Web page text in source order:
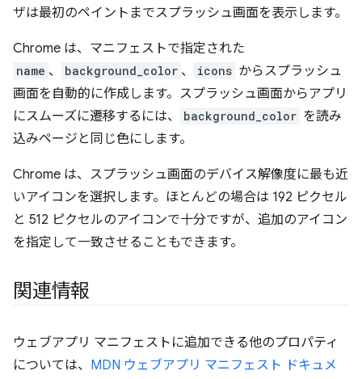
ザは最初のペイントまでスプラッシュ画面を表示します。
Chrome は、マニフェストで指定された
name 、 background_color 、 icons からスプラッシュ
画面を自動的に作成します。スプラッシュ画面からアプリ
にスムーズに遷移するには、
background_color を読み
込みページと同じ色にします。
Chrome は、スプラッシュ画面のデバイス解像度に最も近
いアイコンを選択します。ほとんどの場合は 192 ピクセル
と 512 ピクセルのアイコンで十分ですが、追加のアイコン
を指定して一致させることもできます。
関連情報
ウェブアプリ マニフェストに追加できる他のプロパティ
については、 MDN ウェブアプリ マニフェスト ドキュメ